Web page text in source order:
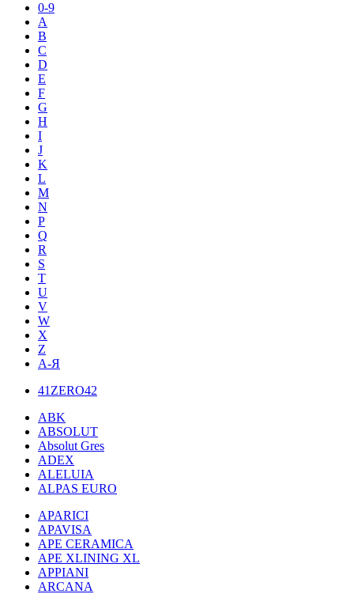
0-9
A
B
C
D
E
F
G
H
I
J
K
L
M
N
P
Q
R
S
T
U
V
W
X
Z
А-Я
41ZERO42
ABK
ABSOLUT
Absolut Gres
ADEX
ALELUIA
ALPAS EURO
APARICI
APAVISA
APE CERAMICA
APE XLINING XL
APPIANI
ARCANA